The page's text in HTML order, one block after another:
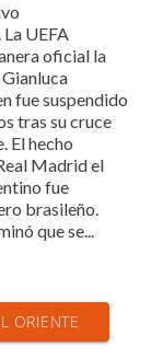
UEFA
oficial la
fue suspendido
tras su cruce
El hecho
Madrid el
fue
brasileño.
que se...
ORIENTE